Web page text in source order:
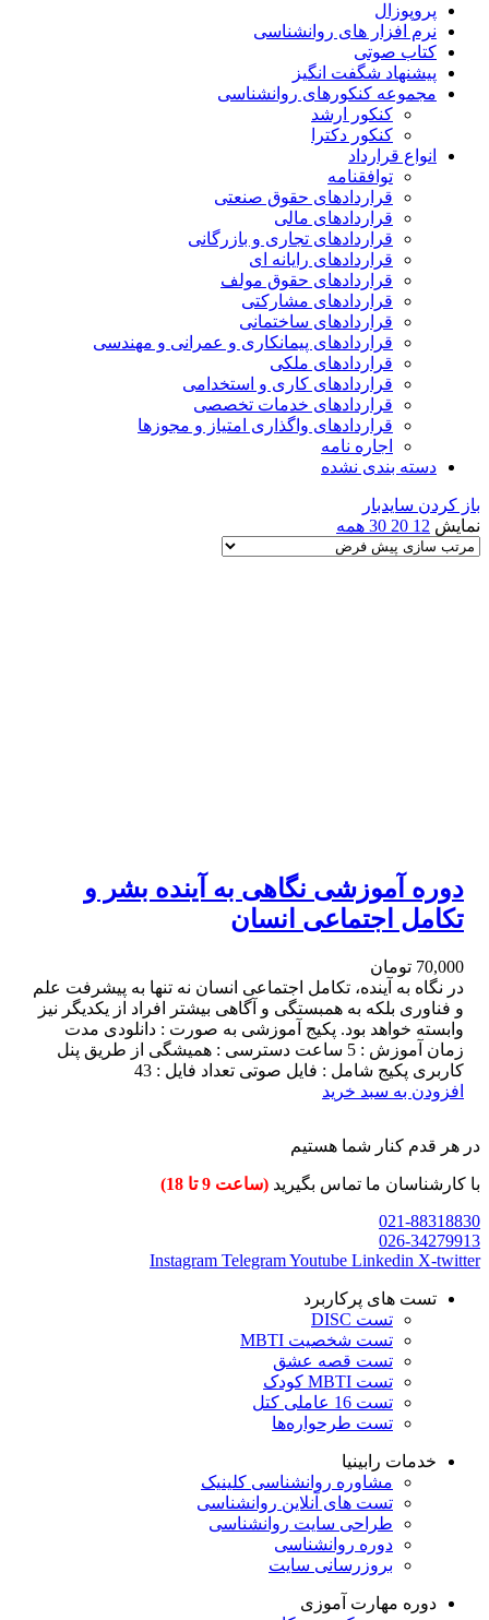
پروپوزال
نرم افزار های روانشناسی
کتاب صوتی
پیشنهاد شگفت انگیز
مجموعه کنکورهای روانشناسی
کنکور ارشد
کنکور دکترا
انواع قرارداد
توافقنامه
قراردادهای حقوق صنعتی
قراردادهای مالی
قراردادهای تجاری و بازرگانی
قراردادهای رایانه ای
قراردادهای حقوق مولف
قراردادهای مشارکتی
قراردادهای ساختمانی
قراردادهای پیمانکاری و عمرانی و مهندسی
قراردادهای ملکی
قراردادهای کاری و استخدامی
قراردادهای خدمات تخصصی
قراردادهای واگذاری امتیاز و مجوزها
اجاره نامه
دسته بندی نشده
باز کردن سایدبار
نمایش 12
20
30 همه
دوره آموزشی نگاهی به آینده بشر و
تکامل اجتماعی انسان
70,000 تومان
در نگاه به آینده، تکامل اجتماعی انسان نه تنها به پیشرفت علم
و فناوری بلکه به همبستگی و آگاهی بیشتر افراد از یکدیگر نیز
وابسته خواهد بود. پکیج آموزشی به صورت : دانلودی مدت
زمان آموزش : 5 ساعت دسترسی : همیشگی از طریق پنل
کاربری پکیج شامل : فایل صوتی تعداد فایل : 43
افزودن به سبد خرید
در هر قدم کنار شما هستیم
با کارشناسان ما تماس بگیرید (ساعت 9 تا 18)
021-88318830
026-34279913
Instagram TelegramYoutube Linkedin X-twitter
تست های پرکاربرد
تست DISC
تست شخصیت MBTI
تست قصه عشق
تست MBTI کودک
تست 16 عاملی کتل
تست طرحواره‌ها
خدمات رابینیا
مشاوره روانشناسی کلینیک
تست های آنلاین روانشناسی
طراحی سایت روانشناسی
دوره روانشناسی
بروزرسانی سایت
دوره مهارت آموزی